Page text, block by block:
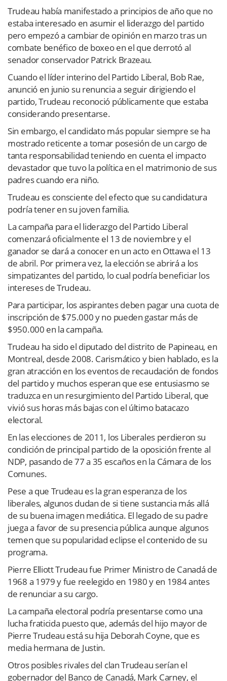
Trudeau había manifestado a principios de año que no
estaba interesado en asumir el liderazgo del partido
pero empezó a cambiar de opinión en marzo tras un
combate benéfico de boxeo en el que derrotó al
senador conservador Patrick Brazeau.
Cuando el líder interino del Partido Liberal, Bob Rae,
anunció en junio su renuncia a seguir dirigiendo el
partido, Trudeau reconoció públicamente que estaba
considerando presentarse.
Sin embargo, el candidato más popular siempre se ha
mostrado reticente a tomar posesión de un cargo de
tanta responsabilidad teniendo en cuenta el impacto
devastador que tuvo la política en el matrimonio de sus
padres cuando era niño.
Trudeau es consciente del efecto que su candidatura
podría tener en su joven familia.
La campaña para el liderazgo del Partido Liberal
comenzará oficialmente el 13 de noviembre y el
ganador se dará a conocer en un acto en Ottawa el 13
de abril. Por primera vez, la elección se abrirá a los
simpatizantes del partido, lo cual podría beneficiar los
intereses de Trudeau.
Para participar, los aspirantes deben pagar una cuota de
inscripción de $75.000 y no pueden gastar más de
$950.000 en la campaña.
Trudeau ha sido el diputado del distrito de Papineau, en
Montreal, desde 2008. Carismático y bien hablado, es la
gran atracción en los eventos de recaudación de fondos
del partido y muchos esperan que ese entusiasmo se
traduzca en un resurgimiento del Partido Liberal, que
vivió sus horas más bajas con el último batacazo
electoral.
En las elecciones de 2011, los Liberales perdieron su
condición de principal partido de la oposición frente al
NDP, pasando de 77 a 35 escaños en la Cámara de los
Comunes.
Pese a que Trudeau es la gran esperanza de los
liberales, algunos dudan de si tiene sustancia más allá
de su buena imagen mediática. El legado de su padre
juega a favor de su presencia pública aunque algunos
temen que su popularidad eclipse el contenido de su
programa.
Pierre Elliott Trudeau fue Primer Ministro de Canadá de
1968 a 1979 y fue reelegido en 1980 y en 1984 antes
de renunciar a su cargo.
La campaña electoral podría presentarse como una
lucha fraticida puesto que, además del hijo mayor de
Pierre Trudeau está su hija Deborah Coyne, que es
media hermana de Justin.
Otros posibles rivales del clan Trudeau serían el
gobernador del Banco de Canadá, Mark Carney, el